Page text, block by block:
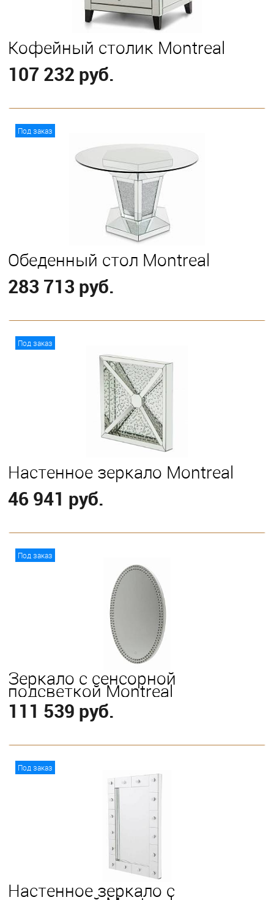
Кофейный столик Montreal
107 232 руб.
Под заказ
Обеденный стол Montreal
283 713 руб.
Под заказ
Настенное зеркало Montreal
46 941 руб.
Под заказ
Зеркало с сенсорной
подсветкой Montreal
111 539 руб.
Под заказ
Настенное зеркало с